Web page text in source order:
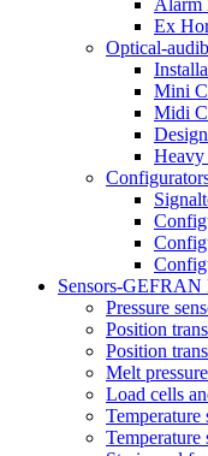
Ex
Optical-
Mini
Midi
Sensors-
Pressure
Position
Position
Melt
Load cells
Temperature
Temperature